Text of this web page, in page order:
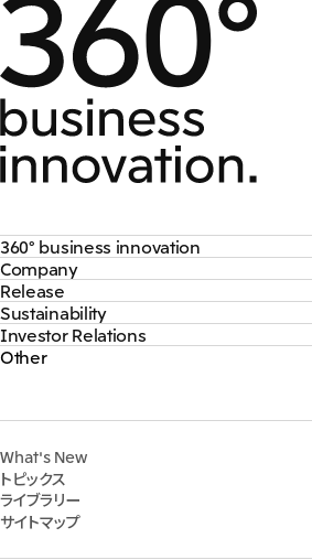
360° business innovation
トップ
三井物産ブランド・プロジェクト
ソーシャルメディア公式アカウント一覧​
コンテンツ一覧
Company
トップ
社長メッセージ
三井物産について
三井物産の事業
Release
トップ
2026年
2025年
Sustainability
トップ
サステナビリティ最新情報
Social
Governance
マテリアリティ
イニシアティブへの参画
Investor Relations
トップ
IR資料室
IR説明会
個人株主・投資家の皆様へ
株主・株式基本情報
IRカレンダー
Other
三井グループ350周年記念事業サイト
What's New
トピックス
ライブラリー
サイトマップ